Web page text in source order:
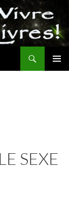
SEXE